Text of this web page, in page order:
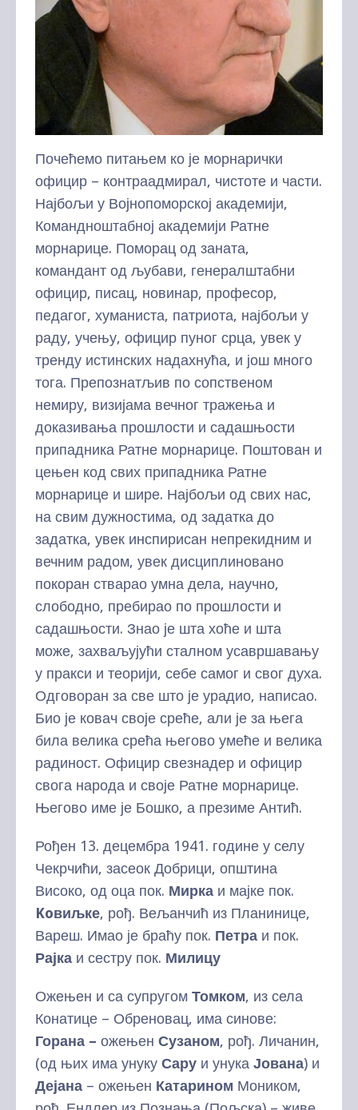
Почећемо питањем ко је морнарички
официр – контраадмирал, чистоте и части.
Најбољи у Војнопоморској академији,
Командноштабној академији Ратне
морнарице. Поморац од заната,
командант од љубави, генералштабни
официр, писац, новинар, професор,
педагог, хуманиста, патриота, најбољи у
раду, учењу, официр пуног срца, увек у
тренду истинских надахнућа, и још много
тога. Препознатљив по сопственом
немиру, визијама вечног тражења и
доказивања прошлости и садашњости
припадника Ратне морнарице. Поштован и
цењен код свих припадника Ратне
морнарице и шире. Најбољи од свих нас,
на свим дужностима, од задатка до
задатка, увек инспирисан непрекидним и
вечним радом, увек дисциплиновано
покоран стварао умна дела, научно,
слободно, пребирао по прошлости и
садашњости. Знао је шта хоће и шта
може, захваљујући сталном усавршавању
у пракси и теорији, себе самог и свог духа.
Одговоран за све што је урадио, написао.
Био је ковач своје среће, али је за њега
била велика срећа његово умеће и велика
радиност. Официр свезнадер и официр
свога народа и своје Ратне морнарице.
Његово име је Бошко, а презиме Антић.
Рођен 13. децембра 1941. године у селу
Чекрчићи, засеок Добрици, општина
Високо, од оца пок. Мирка и мајке пок.
Koвиљке, рођ. Вељанчић из Планинице,
Вареш. Имао је браћу пок. Петра и пок.
Рајка и сестру пок. Милицу
Ожењен и са супругом Томком, из села
Конатице – Обреновац, има синове:
Горана – ожењен Сузаном, рођ. Личанин,
(од њих има унуку Сару и унука Јована) и
Дејана – ожењен Катарином Моником,